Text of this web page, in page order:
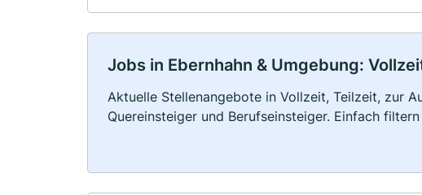
Jobs in Ebernhahn & Umgebung:
Aktuelle Stellenangebote in Vollzeit, Teilzeit, zur
Quereinsteiger und Berufseinsteiger. Einfach